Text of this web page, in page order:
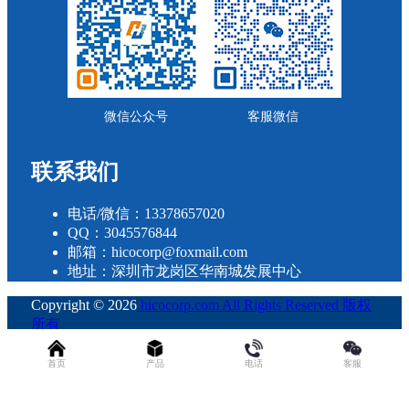
微信公众号 客服微信
联系我们
电话/微信：13378657020
QQ：3045576844
邮箱：hicocorp@foxmail.com
地址：深圳市龙岗区华南城发展中心
Copyright © 2026hicocorp.com All Rights Reserved 版权
所有
粤ICP备2023109800号
查询 34 次，耗时 0.2488 秒
首页 产品 电话 客服